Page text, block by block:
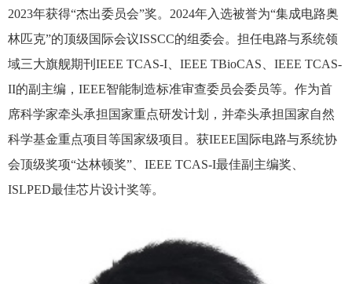
2023年获得“杰出委员会”奖。2024年入选被誉为“集成电路奥
林匹克”的顶级国际会议ISSCC的组委会。担任电路与系统领
域三大旗舰期刊IEEE TCAS-I、IEEE TBioCAS、IEEE TCAS-
II的副主编，IEEE智能制造标准审查委员会委员等。作为首
席科学家牵头承担国家重点研发计划，并牵头承担国家自然
科学基金重点项目等国家级项目。获IEEE国际电路与系统协
会顶级奖项“达林顿奖”、IEEE TCAS-I最佳副主编奖、
ISLPED最佳芯片设计奖等。